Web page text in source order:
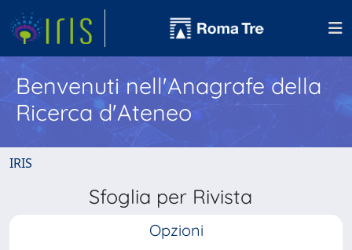
Benvenuti nell'Anagrafe della
Ricerca d'Ateneo
IRIS
Sfoglia per Rivista
Opzioni